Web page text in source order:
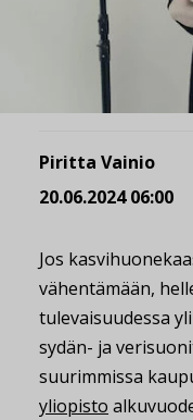
Piritta Vainio
20.06.2024 06:00
Jos
vähentämään,
tulevaisuudessa
sydän- ja
suurimmissa
yliopisto